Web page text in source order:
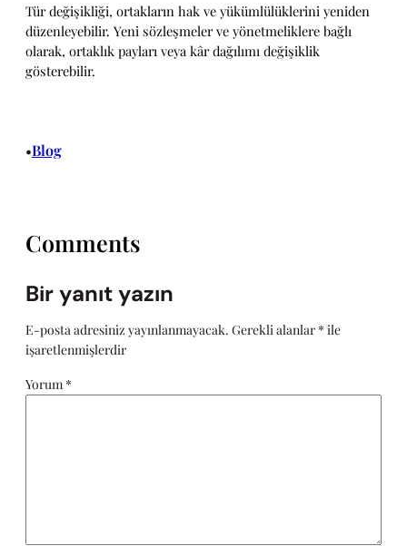
Tür değişikliği, ortakların hak ve yükümlülüklerini yeniden
düzenleyebilir. Yeni sözleşmeler ve yönetmeliklere bağlı
olarak, ortaklık payları veya kâr dağılımı değişiklik
gösterebilir.
•Blog
Comments
Bir yanıt yazın
E-posta adresiniz yayınlanmayacak. Gerekli alanlar * ile
işaretlenmişlerdir
Yorum *